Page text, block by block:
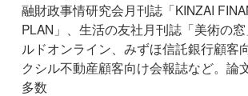
融財政事情研究会月刊誌「KINZAI
PLAN」、生活の友社月刊誌「美術の
ルドオンライン、みずほ信託銀行顧客
クシル不動産顧客向け会報誌など。論
多数